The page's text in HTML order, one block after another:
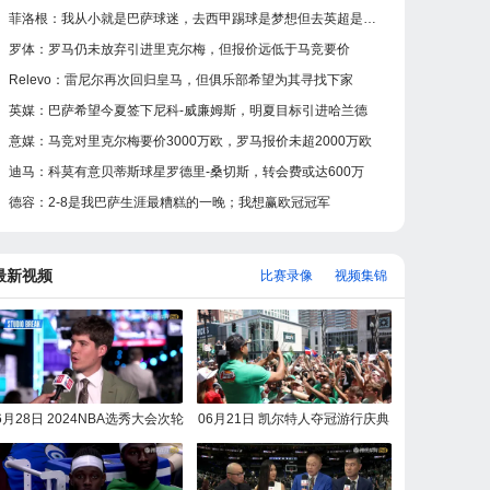
菲洛根：我从小就是巴萨球迷，去西甲踢球是梦想但去英超是现实
罗体：罗马仍未放弃引进里克尔梅，但报价远低于马竞要价
Relevo：雷尼尔再次回归皇马，但俱乐部希望为其寻找下家
英媒：巴萨希望今夏签下尼科-威廉姆斯，明夏目标引进哈兰德
意媒：马竞对里克尔梅要价3000万欧，罗马报价未超2000万欧
迪马：科莫有意贝蒂斯球星罗德里-桑切斯，转会费或达600万
德容：2-8是我巴萨生涯最糟糕的一晚；我想赢欧冠冠军
新视频 视频集锦
比赛录像
28日 2024NBA选秀大会次轮
06月21日 凯尔特人夺冠游行庆典